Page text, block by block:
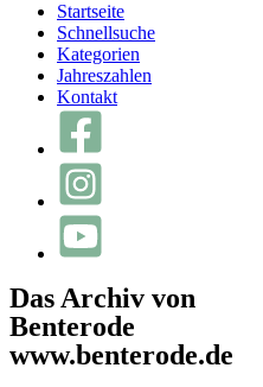
Startseite
Schnellsuche
Kategorien
Jahreszahlen
Kontakt
Das Archiv von
Benterode
www.benterode.de